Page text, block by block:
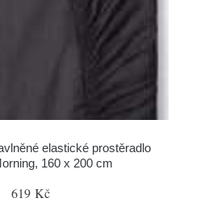
elastické prostěradlo
160 x 200 cm
619 Kč